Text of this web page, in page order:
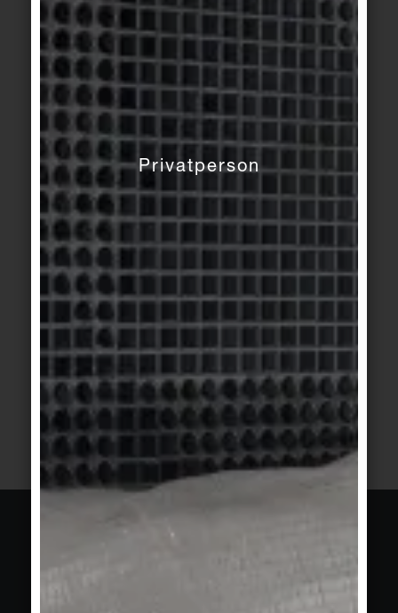
Privatperson
HYTECT MINIMIERT DEN
REINIGUNGSAUFWAND
Für deutlich reduzierten Reinigungsaufwand sorgt
die Hytect-Technologie, die zusätzlich
antibakteriell wirkt und störende Gerüche abbaut.
Sie wird weder von stark sauren noch von stark
alkalischen Reinigungsmitteln angegriffen. Von
pflegemittelhaltigen Reinigern ist jedoch auch in
diesem Zusammenhang abzuraten, denn der
Pflegemittelfilm mindert nicht nur die
Trittsicherheit, sondern beeinträchtigt auch die
Funktionalität der Veredelung. Wird ein bereits
gebildeter Pflegemittelfilm gründlich entfernt,
entfaltet Hytect auch wieder die volle Wirksamkeit.